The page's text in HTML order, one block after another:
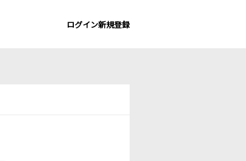
ログイン新規登録